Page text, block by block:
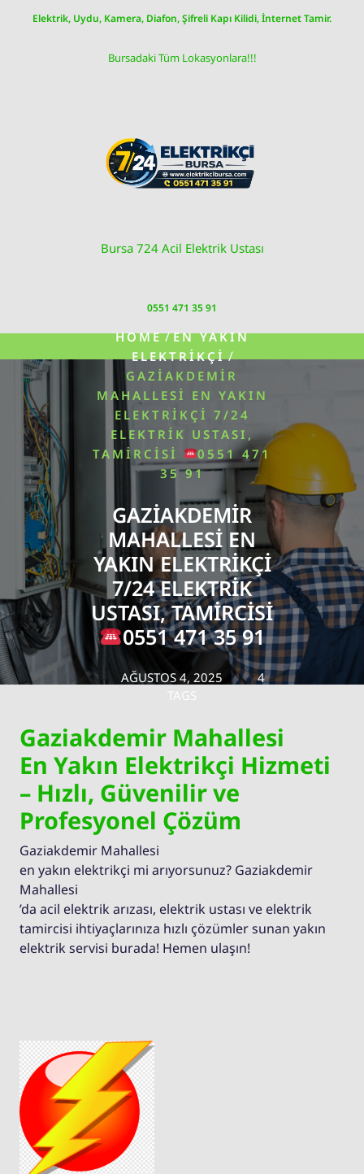
Elektrik, Uydu, Kamera, Diafon, Şifreli Kapı Kilidi, İnternet Tamir.
Bursadaki Tüm Lokasyonlara!!!
Bursa 724 Acil Elektrik Ustası
0551 471 35 91
HOME/EN YAKIN
ELEKTRIKÇI/
GAZIAKDEMIR
MAHALLESI EN YAKIN
ELEKTRIKÇI 7/24
ELEKTRIK USTASI,
TAMIRCISI
0551 471
35 91
GAZIAKDEMIR
MAHALLESI EN
YAKIN ELEKTRIKÇI
7/24 ELEKTRIK
USTASI, TAMIRCISI
0551 471 35 91
AĞUSTOS 4, 2025
4
TAGS
Gaziakdemir Mahallesi
En Yakın Elektrikçi Hizmeti
– Hızlı, Güvenilir ve
Profesyonel Çözüm
Gaziakdemir Mahallesi
en yakın elektrikçi mi arıyorsunuz? Gaziakdemir
Mahallesi
’da acil elektrik arızası, elektrik ustası ve elektrik
tamircisi ihtiyaçlarınıza hızlı çözümler sunan yakın
elektrik servisi burada! Hemen ulaşın!